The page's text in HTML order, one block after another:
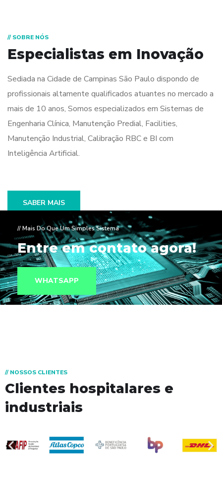
// SOBRE NÓS
Especialistas em Inovação
Sediada na Cidade de Campinas São Paulo dispondo de
profissionais altamente qualificados atuantes no mercado a
mais de 10 anos, Somos especializados em Sistemas de
Engenharia Clínica, Manutenção Predial, Facilities,
Manutenção Industrial, Calibração RBC e BI com
Inteligência Artificial.
SABER MAIS
// Mais Do Que Um Simples Sistema
Entre em contato agora!
WHATSAPP
// NOSSOS CLIENTES
Clientes hospitalares e
industriais